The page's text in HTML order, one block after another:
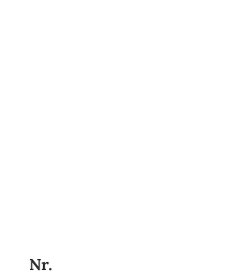
Nr.